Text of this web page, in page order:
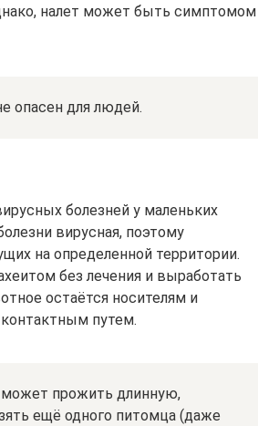
налет может быть симптомом
опасен для людей.
болезней у маленьких
вирусная, поэтому
на определенной территории.
без лечения и выработать
остаётся носителям и
путем.
прожить длинную,
ещё одного питомца (даже